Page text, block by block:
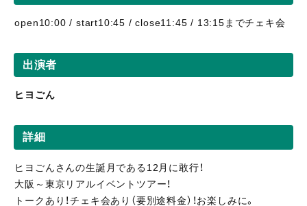
open10:00 / start10:45 / close11:45 / 13:15までチェキ会
出演者
ヒヨごん
詳細
ヒヨごんさんの生誕月である12月に敢行！
大阪～東京リアルイベントツアー！
トークあり！チェキ会あり（要別途料金）！お楽しみに。